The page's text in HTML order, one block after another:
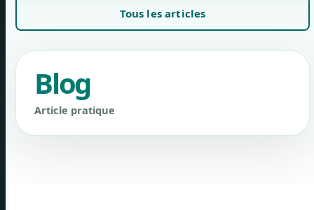
Tous les articles
Blog
Article pratique